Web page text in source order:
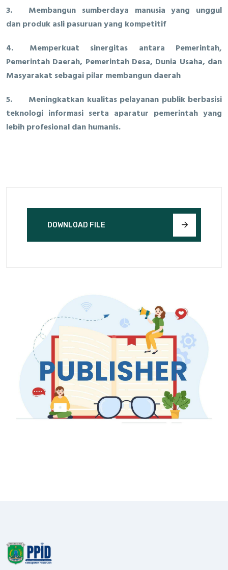
3.
Membangun sumberdaya manusia yang unggul
dan produk asli pasuruan yang kompetitif
4.
Memperkuat sinergitas antara Pemerintah,
Pemerintah Daerah, Pemerintah Desa, Dunia Usaha, dan
Masyarakat sebagai pilar membangun daerah
5.
Meningkatkan kualitas pelayanan publik berbasisi
teknologi informasi serta aparatur pemerintah yang
lebih profesional dan humanis.
DOWNLOAD FILE